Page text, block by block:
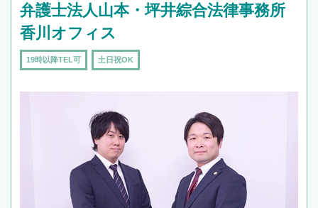
弁護士法人山本・坪井綜合法律事務所
香川オフィス
19時以降TEL可 土日祝OK